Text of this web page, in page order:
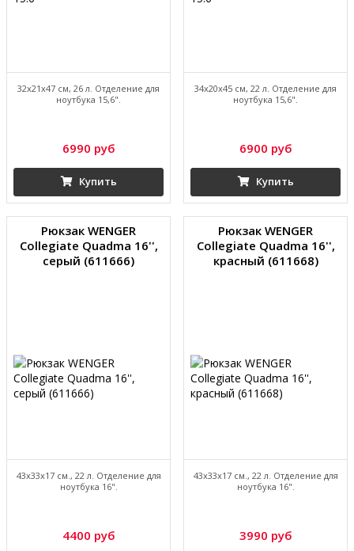
32х21х47 см, 26 л. Отделение для
ноутбука 15,6".
6990 руб
Купить
34х20х45 см, 22 л. Отделение для
ноутбука 15,6".
6900 руб
Купить
Рюкзак WENGER
Collegiate Quadma 16'',
серый (611666)
43х33х17 см., 22 л. Отделение для
ноутбука 16".
4400 руб
Рюкзак WENGER
Collegiate Quadma 16'',
красный (611668)
43х33х17 см., 22 л. Отделение для
ноутбука 16".
3990 руб